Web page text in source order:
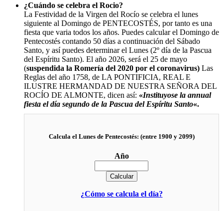
¿Cuándo se celebra el Rocio?
La Festividad de la Virgen del Rocío se celebra el lunes
siguiente al Domingo de PENTECOSTÉS, por tanto es una
fiesta que varia todos los años. Puedes calcular el Domingo de
Pentecostés contando 50 días a continuación del Sábado
Santo, y así puedes determinar el Lunes (2º día de la Pascua
del Espíritu Santo). El año 2026, será el 25 de mayo
(suspendida la Romería del 2020 por el coronavirus) Las
Reglas del año 1758, de LA PONTIFICIA, REAL E
ILUSTRE HERMANDAD DE NUESTRA SEÑORA DEL
ROCÍO DE ALMONTE, dicen así: «Instituyose la annual
fiesta el día segundo de la Pascua del Espíritu Santo«.
Calcula el Lunes de Pentecostés: (entre 1900 y 2099)
Año
Calcular
¿Cómo se calcula el día?
¿Cuándo se construyó la primera ermita?
El traslado cada siete años
¿Cuales son los actos principales que se celebran en el
Rocío?
Quiero hacer el camino,¿que tengo que hacer?
En el Rocío, ¿dónde me alojo?